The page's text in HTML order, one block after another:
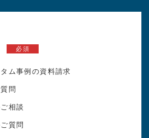
必須
ム事例の資料請求
問
相談
質問